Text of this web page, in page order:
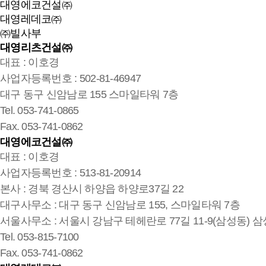
대영에코건설㈜
대영레데코㈜
㈜빌사부
대영리츠건설㈜
대표 : 이호경
사업자등록번호 : 502-81-46947
대구 동구 신암남로 155 스마일타워 7층
Tel. 053-741-0865
Fax. 053-741-0862
대영에코건설㈜
대표 : 이호경
사업자등록번호 : 513-81-20914
본사 : 경북 경산시 하양읍 하양로37길 22
대구사무소 : 대구 동구 신암남로 155, 스마일타워 7층
서울사무소 : 서울시 강남구 테헤란로 77길 11-9(삼성동) 삼
Tel. 053-815-7100
Fax. 053-741-0862